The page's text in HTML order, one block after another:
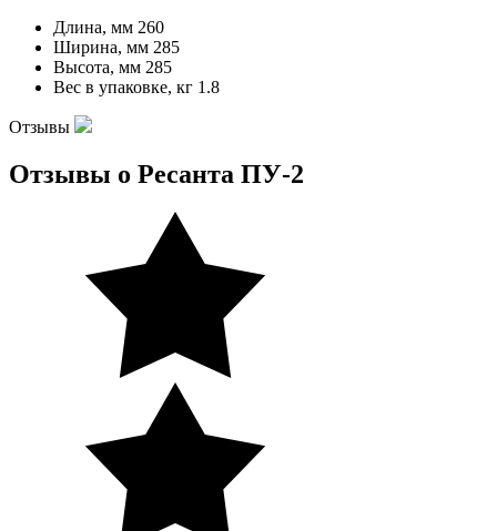
Длина, мм 260
Ширина, мм 285
Высота, мм 285
Вес в упаковке, кг 1.8
Отзывы
Отзывы о Ресанта ПУ-2